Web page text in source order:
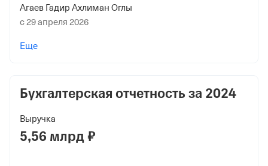
Агаев Гадир Ахлиман Оглы
с 29 апреля 2026
Коваленко Алексей Евгеньевич
Форма
Дата регистрации
Еще
Бухгалтерская отчетность за 2024
Выручка
5,56 млрд ₽